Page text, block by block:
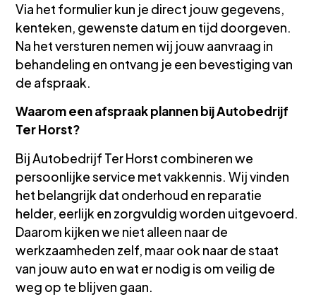
Via het formulier kun je direct jouw gegevens,
kenteken, gewenste datum en tijd doorgeven.
Na het versturen nemen wij jouw aanvraag in
behandeling en ontvang je een bevestiging van
de afspraak.
Waarom een afspraak plannen bij Autobedrijf
Ter Horst?
Bij Autobedrijf Ter Horst combineren we
persoonlijke service met vakkennis. Wij vinden
het belangrijk dat onderhoud en reparatie
helder, eerlijk en zorgvuldig worden uitgevoerd.
Daarom kijken we niet alleen naar de
werkzaamheden zelf, maar ook naar de staat
van jouw auto en wat er nodig is om veilig de
weg op te blijven gaan.